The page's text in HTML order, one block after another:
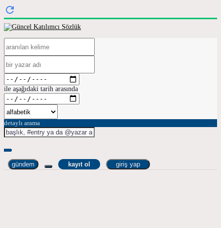
ile aşağıdaki tarih arasında
detaylı arama
gündem kayıt ol giriş yap